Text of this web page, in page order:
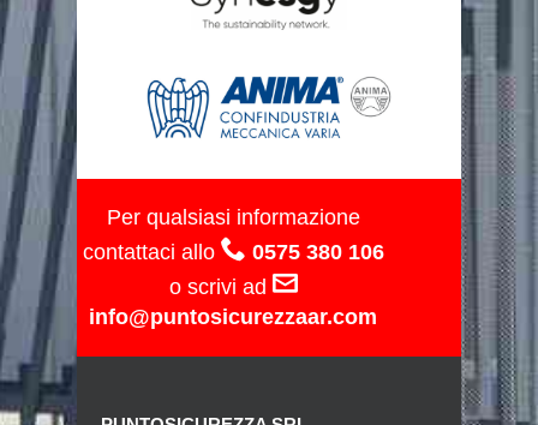
Per qualsiasi informazione
contattaci allo
0575 380 106
o scrivi ad
info@puntosicurezzaar.com